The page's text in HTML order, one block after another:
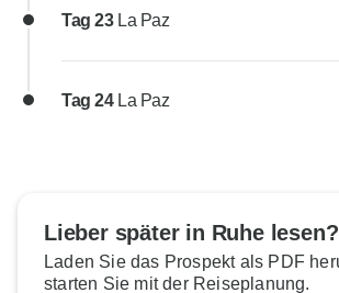
Tag 23 La Paz
Tag 24 La Paz
Lieber später in Ruhe lesen?
Laden Sie das Prospekt als PDF
starten Sie mit der Reiseplanung.